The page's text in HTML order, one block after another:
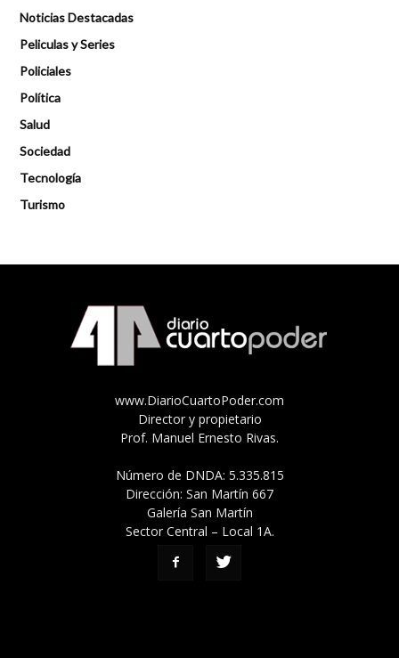
Noticias Destacadas
Peliculas y Series
Policiales
Política
Salud
Sociedad
Tecnología
Turismo
www.DiarioCuartoPoder.com
Director y propietario
Prof. Manuel Ernesto Rivas.
Número de DNDA: 5.335.815
Dirección: San Martín 667
Galería San Martín
Sector Central – Local 1A.